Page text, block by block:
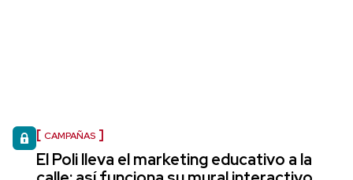
CAMPAÑAS
El Poli lleva el marketing educativo a la